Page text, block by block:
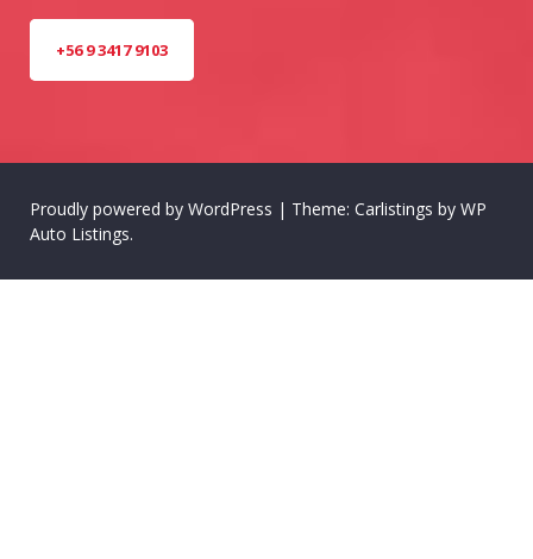
+56 9 3417 9103
Proudly powered by WordPress | Theme: Carlistings by WP
Auto Listings.